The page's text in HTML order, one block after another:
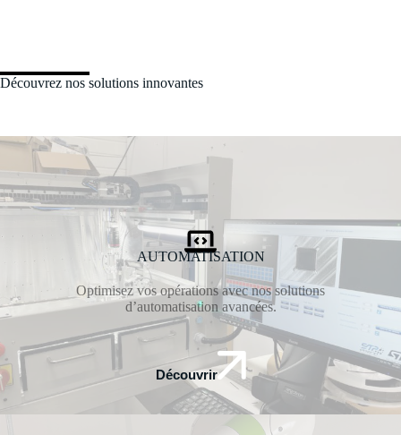
Découvrez nos solutions innovantes
AUTOMATISATION
Optimisez vos opérations avec nos solutions
d’automatisation avancées.
Découvrir